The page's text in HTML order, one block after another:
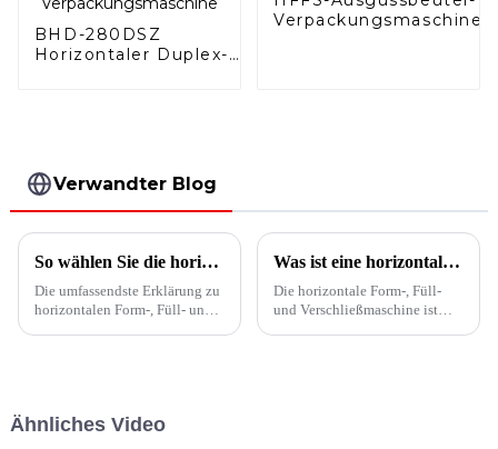
BHD-280DSZ
Horizontaler Duplex-
Verpackungsmaschine
Verwandter Blog
So wählen Sie die horizontale Beutelform-Füll-Versiegelungsmaschine aus
Die umfassendste Erklärung zu
horizontalen Form-, Füll- und
Was ist eine horizontale Form-, Füll- und Verschließmaschine?
Die horizontale Form-, Füll-
und Verschließmaschine ist
Ähnliches Video